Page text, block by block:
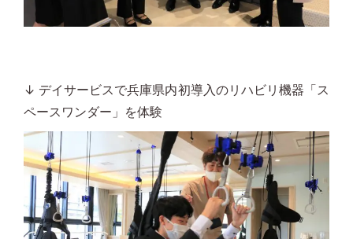
↓ デイサービスで兵庫県内初導入のリハビリ機器「ス
ペースワンダー」を体験